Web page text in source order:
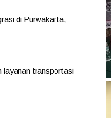
di Purwakarta,
layanan transportasi